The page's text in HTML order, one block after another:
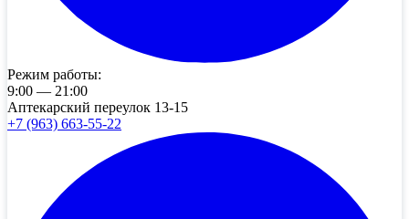
Режим работы:
9:00 — 21:00
Аптекарский переулок 13-15
+7 (963) 663-55-22